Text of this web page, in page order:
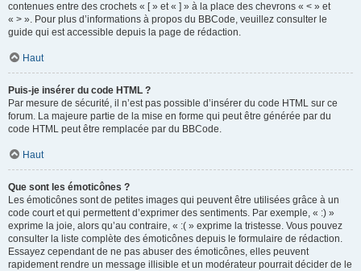
contenues entre des crochets « [ » et « ] » à la place des chevrons « < » et
« > ». Pour plus d’informations à propos du BBCode, veuillez consulter le
guide qui est accessible depuis la page de rédaction.
Haut
Puis-je insérer du code HTML ?
Par mesure de sécurité, il n’est pas possible d’insérer du code HTML sur ce
forum. La majeure partie de la mise en forme qui peut être générée par du
code HTML peut être remplacée par du BBCode.
Haut
Que sont les émoticônes ?
Les émoticônes sont de petites images qui peuvent être utilisées grâce à un
code court et qui permettent d’exprimer des sentiments. Par exemple, « :) »
exprime la joie, alors qu’au contraire, « :( » exprime la tristesse. Vous pouvez
consulter la liste complète des émoticônes depuis le formulaire de rédaction.
Essayez cependant de ne pas abuser des émoticônes, elles peuvent
rapidement rendre un message illisible et un modérateur pourrait décider de le